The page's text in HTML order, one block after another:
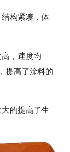
构紧凑，体
，速度均
提高了涂料的
的提高了生